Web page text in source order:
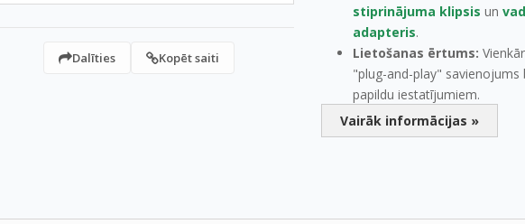
Dalīties Kopēt saiti
stiprinājuma klipsis un
adapteris.
Lietošanas ērtums:
"plug-and-play" savienojums
papildu iestatījumiem.
Vairāk informācijas »